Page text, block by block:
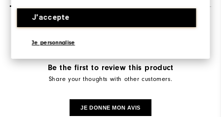
J'accepte
Je personnalise
Be the first to review this product
Share your thoughts with other customers.
JE DONNE MON AVIS